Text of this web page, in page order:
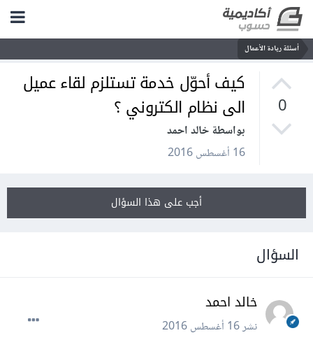
أسئلة ريادة الأعمال
0
كيف أحوّل خدمة تستلزم لقاء عميل
الى نظام الكتروني ؟
بواسطة خالد احمد
16 أغسطس 2016
أجب على هذا السؤال
السؤال
خالد احمد
نشر16 أغسطس 2016